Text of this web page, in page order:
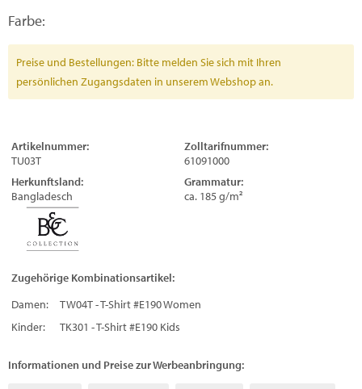
Farbe:
Preise und Bestellungen: Bitte melden Sie sich mit Ihren
persönlichen Zugangsdaten in unserem Webshop an.
Artikelnummer:
TU03T
Zolltarifnummer:
61091000
Herkunftsland:
Bangladesch
Grammatur:
ca. 185 g/m²
Zugehörige Kombinationsartikel:
Damen:
TW04T - T-Shirt #E190 Women
Kinder:
TK301 - T-Shirt #E190 Kids
Informationen und Preise zur Werbeanbringung: